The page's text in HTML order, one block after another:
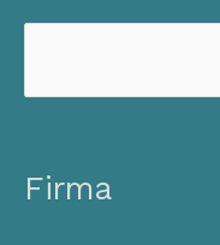
Firma